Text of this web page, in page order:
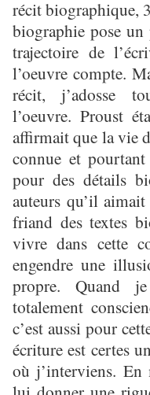
récit biographique,
biographie pose
trajectoire de
l’oeuvre compte.
récit, j’adosse
l’oeuvre. Proust
affirmait que la vie
connue et
pour des détails
auteurs qu’il
friand des textes
vivre dans cette
engendre une
propre. Quand
totalement
c’est aussi pour
écriture est certes
où j’interviens. En